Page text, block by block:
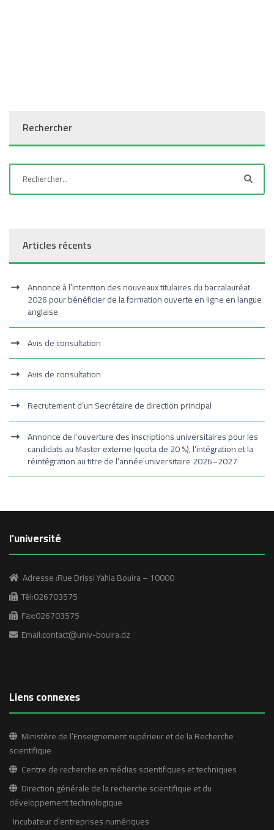
Rechercher
Articles récents
Annonce à l’intention des nouveaux titulaires du baccalauréat
2026 pour bénéficier de la formation ouverte en ligne en langue
anglaise
Avis de consultation
Avis de consultation
Recrutement d’un Secrétaire de direction principal
Annonce de l’ouverture des inscriptions universitaires pour les
candidats au Master externe (quota de 20 %), l’intégration et la
réintégration au titre de l’année universitaire 2026–2027
l’université
Adresse :Rue Drissi Yahia Bouira – 10000
Tél:026703575
Fax:026703575
Email:contact@univ-bouira.dz
Liens connexes
Ministère de l’Enseignement supérieur et de la Recherche
scientifique
Centre de recherche en médias scientifiques et techniques
Direction générale de la recherche scientifique et du
développement technologique
Incubateur d’entreprises numériques